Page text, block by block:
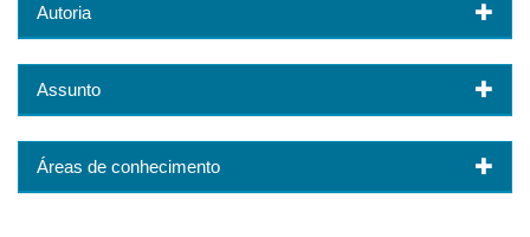
Autoria
Assunto
Áreas de conhecimento